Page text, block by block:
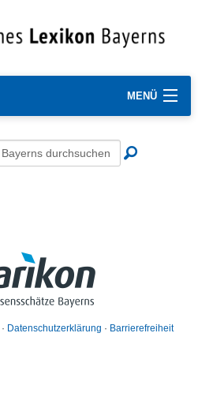
MENÜ
Datenschutzerklärung Barrierefreiheit